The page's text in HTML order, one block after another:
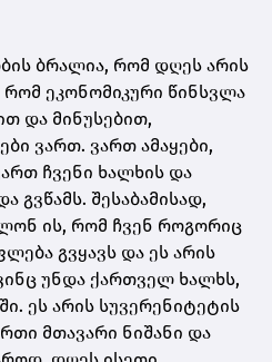
ბრალია, რომ დღეს არის
რომ ეკონომიკური წინსვლა
და მინუსებით,
ვართ. ვართ ამაყები,
ჩვენი ხალხის და
გვწამს. შესაბამისად,
ის, რომ ჩვენ როგორიც
გვყავს და ეს არის
უნდა ქართველ ხალხს,
ეს არის სუვერენიტეტის
მთავარი ნიშანი და